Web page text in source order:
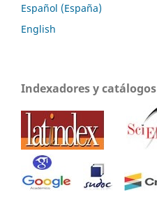
Español (España)
English
Indexadores y catálogos